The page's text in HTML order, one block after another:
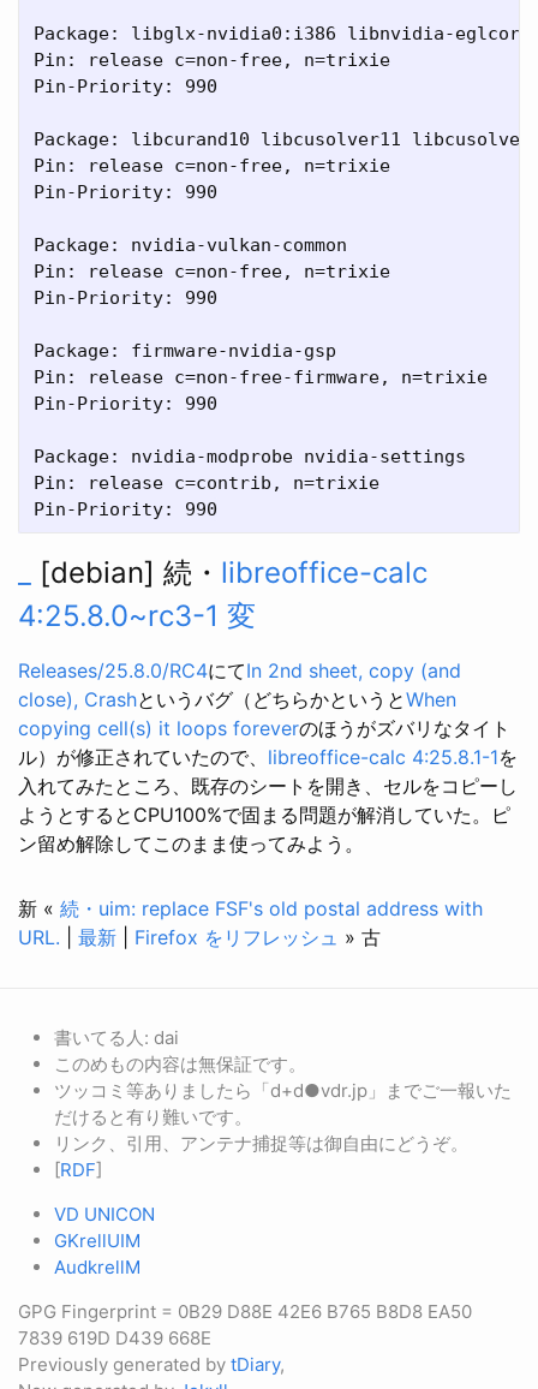
Package: libglx-nvidia0:i386 libnvidia-
Pin: release c=non-free, n=trixie
Pin-Priority: 990
Package: libcurand10 libcusolver11
Pin: release c=non-free, n=trixie
Pin-Priority: 990
Package: nvidia-vulkan-common
Pin: release c=non-free, n=trixie
Pin-Priority: 990
Package: firmware-nvidia-gsp
Pin: release c=non-free-firmware, n=trixie
Pin-Priority: 990
Package: nvidia-modprobe nvidia-settings
Pin: release c=contrib, n=trixie
[debian] 続・ libreoffice-calc
4:25.8.0~rc3-1 変
Releases/25.8.0/RC4にてIn 2nd sheet, copy (and
close), Crashというバグ（どちらかというとWhen
copying cell(s) it loops foreverのほうがズバリなタイト
ル）が修正されていたので、 libreoffice-calc 4:25.8.1-1を
入れてみたところ、既存のシートを開き、セルをコピーし
ようとするとCPU100%で固まる問題が解消していた。ピ
ン留め解除してこのまま使ってみよう。
新 « 続・uim: replace FSF's old postal address with
URL.
最新 Firefox をリフレッシュ » 古
書いてる人: dai
このめもの内容は無保証です。
ツッコミ等ありましたら「d+d●vdr.jp」までご一報いた
だけると有り難いです。
リンク、引用、アンテナ捕捉等は御自由にどうぞ。
[RDF]
VD UNICON
GKrellUIM
AudkrellM
GPG Fingerprint = 0B29 D88E 42E6 B765 B8D8 EA50
7839 619D D439 668E
Previously generated by tDiary,